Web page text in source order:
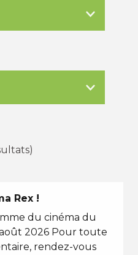
Rex !
du cinéma du
2026 Pour toute
rendez-vous